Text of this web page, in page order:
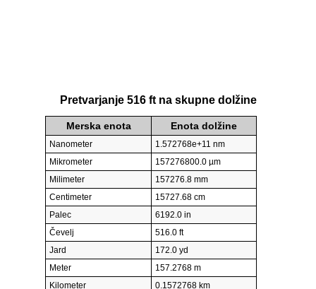
Pretvarjanje 516 ft na skupne dolžine
Merska enota Enota dolžine
Nanometer
1.572768e+11 nm
Mikrometer
157276800.0 µm
Milimeter
157276.8 mm
Centimeter
15727.68 cm
Palec
6192.0 in
Čevelj
516.0 ft
Jard
172.0 yd
Meter
157.2768 m
Kilometer
0.1572768 km